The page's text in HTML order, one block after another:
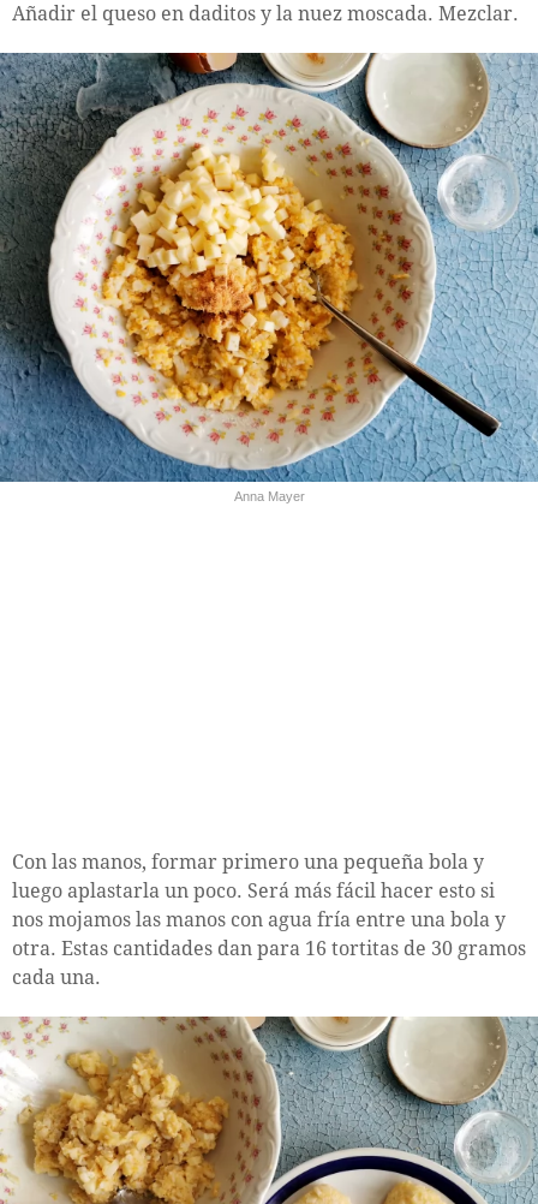
Añadir el queso en daditos y la nuez moscada. Mezclar.
Anna Mayer
Con las manos, formar primero una pequeña bola y
luego aplastarla un poco. Será más fácil hacer esto si
nos mojamos las manos con agua fría entre una bola y
otra. Estas cantidades dan para 16 tortitas de 30 gramos
cada una.